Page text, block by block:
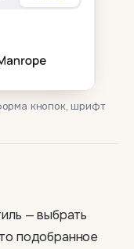
кнопок, шрифт
— выбрать
подобранное